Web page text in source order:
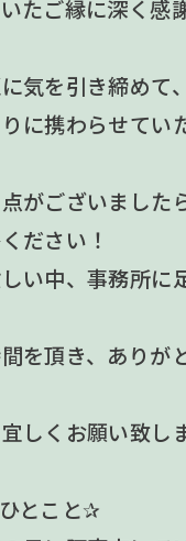
たご縁に深く感
気を引き締めて、
に携わらせてい
がございました
ださい！
い中、事務所に
を頂き、ありが
しくお願い致しま
とこと✰